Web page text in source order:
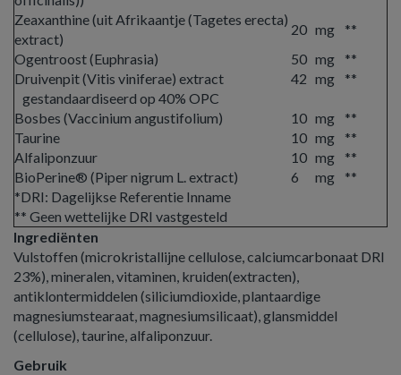
Zeaxanthine (uit Afrikaantje (Tagetes erecta)
extract)
20 mg
**
Ogentroost (Euphrasia)
50 mg
**
Druivenpit (Vitis viniferae) extract
42 mg
**
gestandaardiseerd op 40% OPC
Bosbes (Vaccinium angustifolium)
10 mg
**
Taurine
10 mg
**
Alfaliponzuur
10 mg
**
BioPerine® (Piper nigrum L. extract)
6 mg
**
*DRI: Dagelijkse Referentie Inname
** Geen wettelijke DRI vastgesteld
Ingrediënten
Vulstoffen (microkristallijne cellulose, calciumcarbonaat DRI
23%), mineralen, vitaminen, kruiden(extracten),
antiklontermiddelen (siliciumdioxide, plantaardige
magnesiumstearaat, magnesiumsilicaat), glansmiddel
(cellulose), taurine, alfaliponzuur.
Gebruik